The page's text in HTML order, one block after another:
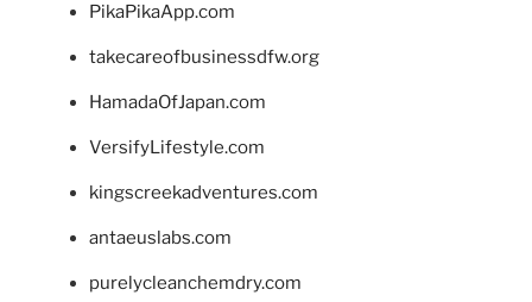
PikaPikaApp.com
takecareofbusinessdfw.org
HamadaOfJapan.com
VersifyLifestyle.com
kingscreekadventures.com
antaeuslabs.com
purelycleanchemdry.com